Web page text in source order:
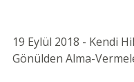
19 Eylül 2018 - Kendi
Gönülden Alma-